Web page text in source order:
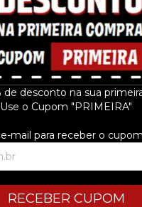
de desconto na sua
Use o Cupom "PRIMEIRA"
mail para receber o
RECEBER CUPOM
MONTE - MAIS - CD -
2010
R$21,24
3 x deR$7,08 sem juros